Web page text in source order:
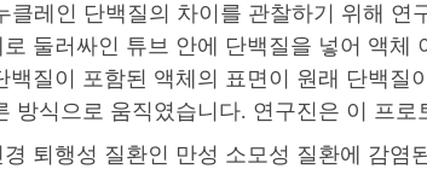
클레인 단백질의 차이를 관찰하기 위해
둘러싸인 튜브 안에 단백질을 넣어 액
백질이 포함된 액체의 표면이 원래 단백
방식으로 움직였습니다. 연구진은 이 프
퇴행성 질환인 만성 소모성 질환에 감